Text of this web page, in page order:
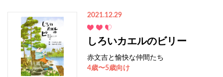
2021.12.29
しろいカエルのビリー
赤文吉と愉快な仲間たち
4歳〜5歳向け